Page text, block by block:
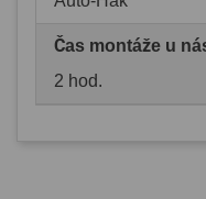
Čas montáže u
2 hod.